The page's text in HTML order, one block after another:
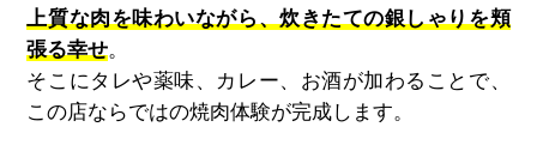
上質な肉を味わいながら、炊きたての銀しゃりを頬
張る幸せ。
そこにタレや薬味、カレー、お酒が加わることで、
この店ならではの焼肉体験が完成します。